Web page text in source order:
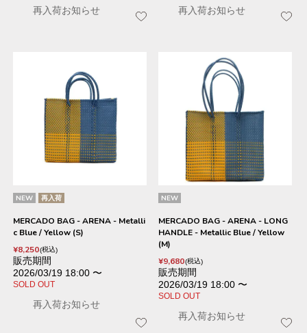
再入荷お知らせ 再入荷お知らせ
NEW 再入荷
MERCADO BAG - ARENA - Metalli
c Blue / Yellow (S)
¥8,250 税込
販売期間
2026/03/19 18:00 〜
SOLD OUT
再入荷お知らせ
NEW
MERCADO BAG - ARENA - LONG
HANDLE - Metallic Blue / Yellow
(M)
¥9,680 税込
販売期間
2026/03/19 18:00 〜
SOLD OUT
再入荷お知らせ